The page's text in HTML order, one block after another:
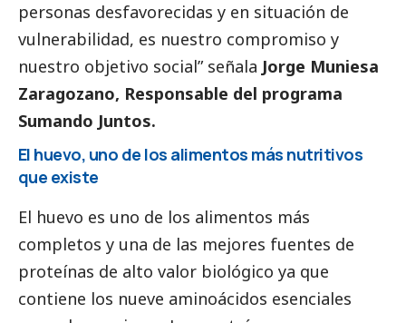
personas desfavorecidas y en situación de
vulnerabilidad, es nuestro compromiso y
nuestro objetivo social” señala Jorge Muniesa
Zaragozano, Responsable del programa
Sumando Juntos.
El huevo, uno de los alimentos más nutritivos
que existe
El huevo es uno de los alimentos más
completos y una de las mejores fuentes de
proteínas de alto valor biológico ya que
contiene los nueve aminoácidos esenciales